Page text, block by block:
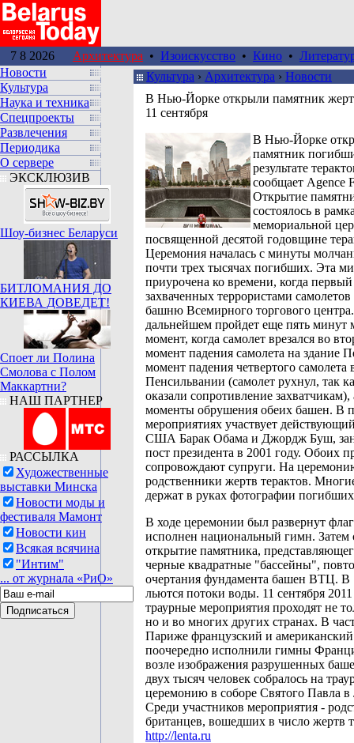
7 8 2026 Архитектура • Изоискусство • Кино •
Новости
Культура
Наука и техника
Спецпроекты
Развлечения
Периодика
О сервере
ЭКСКЛЮЗИВ
Шоу-бизнес Беларуси
БИТЛОМАНИЯ ДО
КИЕВА ДОВЕДЕТ!
Споет ли Полина
Смолова с Полом
Маккартни?
НАШ ПАРТНЕР
РАССЫЛКА
Художественные
выставки Минска
Новости моды и
фестиваля Мамонт
Новости кин
Всякая всячина
"Интим"
... от журнала «РиО»
Культура › Архитектура › Новости
В Нью-Йорке открыли памятник
11 сентября
В Нью-Йорке
памятник
результате
сообщает Agence
Открытие
состоялось в
мемориальной
посвященной десятой годовщине
Церемония началась с минуты
почти трех тысячах погибших. Эта
приурочена ко времени, когда первый
захваченных террористами самолетов
башню Всемирного торгового
дальнейшем пройдет еще пять минут
момент, когда самолет врезался во
момент падения самолета на здание
момент падения четвертого самолета
Пенсильвании (самолет рухнул, так
оказали сопротивление захватчикам),
моменты обрушения обеих башен. В
мероприятиях участвует
США Барак Обама и Джордж Буш,
пост президента в 2001 году. Обоих
сопровождают супруги. На
родственники жертв терактов.
держат в руках фотографии
В ходе церемонии был развернут
исполнен национальный гимн. Затем
открытие памятника,
черные квадратные "бассейны",
очертания фундамента башен ВТЦ. В
льются потоки воды. 11 сентября 2011
траурные мероприятия проходят не
но и во многих других странах. В
Париже французский и
поочередно исполнили гимны
возле изображения разрушенных
двух тысяч человек собралось на
церемонию в соборе Святого Павла
Среди участников мероприятия -
британцев, вошедших в число жертв
http://lenta.ru